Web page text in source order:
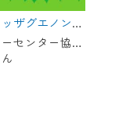
おうちで猿ジョイどうぶつえん～ブラッザグエノン～（2025年2月16日初回放送）
世界屈指のサル類動物園・日本モンキーセンター協力の親子で学べる動物番組。
もないメ
。